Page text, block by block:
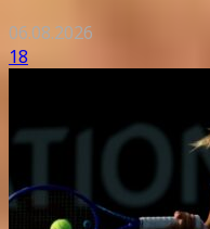
06.08.2026
18